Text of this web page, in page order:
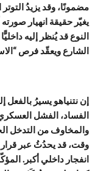
مضمونًا، وقد يزيدُ
يغيّر حقيقة انهيار
النوع قد يُنظر إليه
الشارع ويعقّد فرص
إن نتنياهو يسيرُ بالفعل
الفساد، الفشل العسكري،
والمخاوف من التدخل
وقت، قد يحدُثُ عبر
انفجار داخلي أكبر.